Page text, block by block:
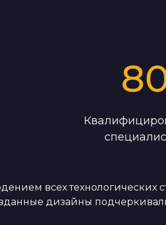
всех технологических
дизайны